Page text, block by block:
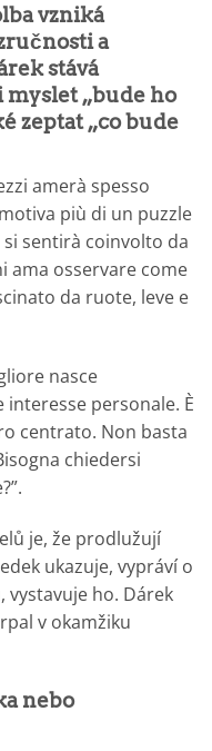
vzniká
a
stává
„bude ho
zeptat „co bude
amerà spesso
più di un puzzle
sentirà coinvolto da
ama osservare come
da ruote, leve e
nasce
personale. È
centrato. Non basta
chiedersi
je, že prodlužují
ukazuje, vypráví o
vystavuje ho. Dárek
v okamžiku
nebo